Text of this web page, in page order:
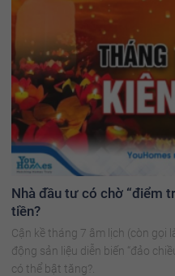
Nhà đầu tư có chờ “điểm
tiền?
Cận kề tháng 7 âm lịch (còn gọi
động sản liệu diễn biến “đảo
có thể bật tăng?.